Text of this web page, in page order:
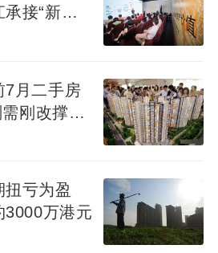
蕴，让新世界中国比任何
接“新质
？
7月二手房
刚改撑
亏为盈
3000万港元